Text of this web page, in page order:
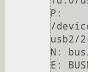
P:
/
usb2/
N:
E: